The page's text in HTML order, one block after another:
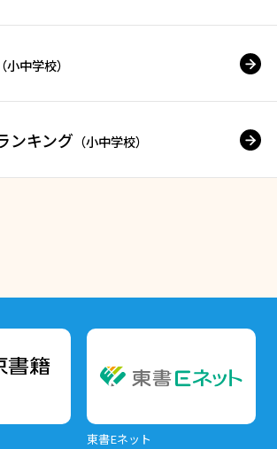
（小中学校）
ンキング （小中学校）
東書Eネット